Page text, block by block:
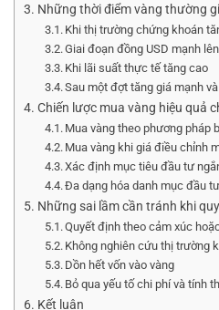
Những thời điểm vàng thường
Khi thị trường chứng khoán
Giai đoạn đồng USD mạnh lên
Khi lãi suất thực tế tăng cao
Sau một đợt tăng giá mạnh
Chiến lược mua vàng hiệu quả
Mua vàng theo phương pháp
Mua vàng khi giá điều chỉnh
Xác định mục tiêu đầu tư
Đa dạng hóa danh mục đầu
Những sai lầm cần tránh khi
Quyết định theo cảm xúc
Không nghiên cứu thị trường
Dồn hết vốn vào vàng
Bỏ qua yếu tố chi phí và tính
Kết luận